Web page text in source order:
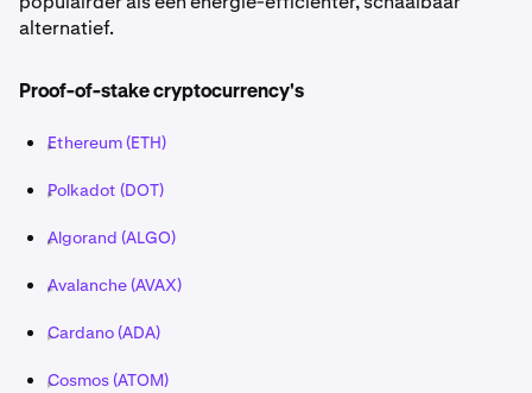
alternatief.
Proof-of-stake cryptocurrency's
Ethereum (ETH)
Polkadot (DOT)
Algorand (ALGO)
Avalanche (AVAX)
Cardano (ADA)
Cosmos (ATOM)